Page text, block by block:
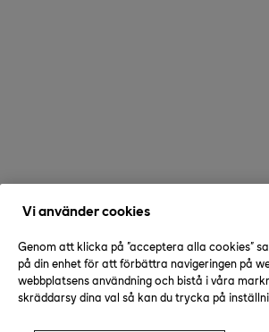
Vi använder cookies
Genom att klicka på "acceptera alla cookies"
på din enhet för att förbättra navigeringen på
webbplatsens användning och bistå i våra
skräddarsy dina val så kan du trycka på